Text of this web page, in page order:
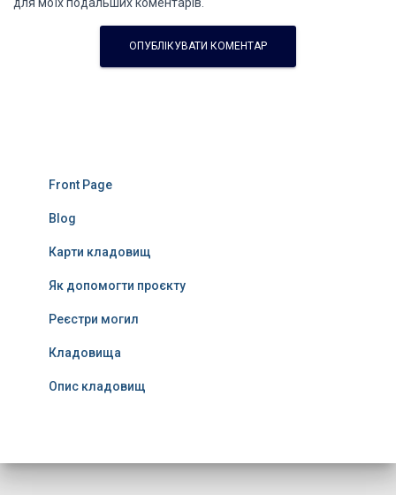
для моїх подальших коментарів.
Front Page
Blog
Карти кладовищ
Як допомогти проєкту
Реєстри могил
Кладовища
Опис кладовищ